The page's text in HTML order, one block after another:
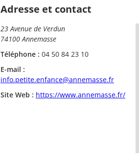
Adresse et contact
23 Avenue de Verdun
74100 Annemasse
Téléphone : 04 50 84 23 10
E-mail :
info.petite.enfance@annemasse.fr
Site Web : https://www.annemasse.fr/